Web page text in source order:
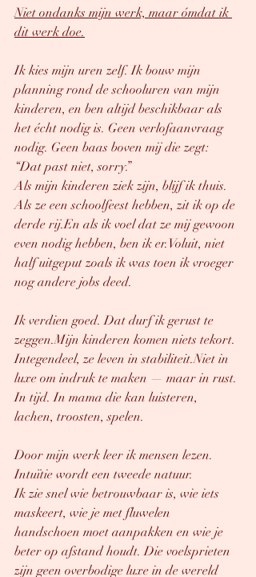
Niet ondanks mijn werk, maar ómdat ik
dit werk doe.
Ik kies mijn uren zelf. Ik bouw mijn
planning rond de schooluren van mijn
kinderen, en ben altijd beschikbaar als
het écht nodig is. Geen verlofaanvraag
nodig. Geen baas boven mij die zegt:
“Dat past niet, sorry.”
Als mijn kinderen ziek zijn, blijf ik thuis.
Als ze een schoolfeest hebben, zit ik op de
derde rij.En als ik voel dat ze mij gewoon
even nodig hebben, ben ik er.Voluit, niet
half uitgeput zoals ik was toen ik vroeger
nog andere jobs deed.
Ik verdien goed. Dat durf ik gerust te
zeggen.Mijn kinderen komen niets tekort.
Integendeel, ze leven in stabiliteit.Niet in
luxe om indruk te maken — maar in rust.
In tijd. In mama die kan luisteren,
lachen, troosten, spelen.
Door mijn werk leer ik mensen lezen.
Intuïtie wordt een tweede natuur.
Ik zie snel wie betrouwbaar is, wie iets
maskeert, wie je met fluwelen
handschoen moet aanpakken en wie je
beter op afstand houdt. Die voelsprieten
zijn geen overbodige luxe in de wereld